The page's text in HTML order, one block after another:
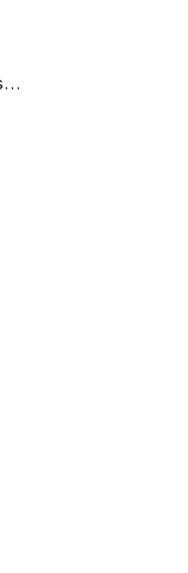
Conditions générales d'utilisation